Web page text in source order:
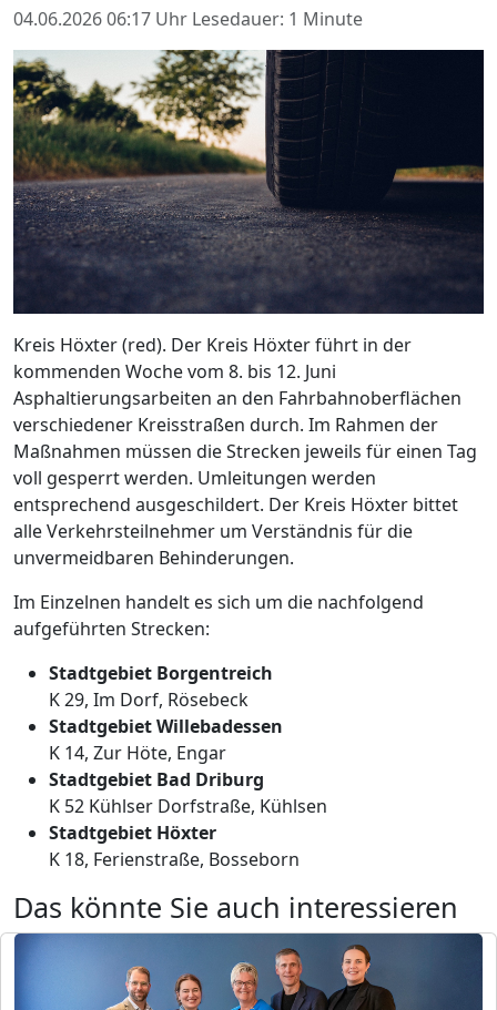
04.06.2026 06:17 Uhr Lesedauer: 1 Minute
Kreis Höxter (red). Der Kreis Höxter führt in der
kommenden Woche vom 8. bis 12. Juni
Asphaltierungsarbeiten an den Fahrbahnoberflächen
verschiedener Kreisstraßen durch. Im Rahmen der
Maßnahmen müssen die Strecken jeweils für einen Tag
voll gesperrt werden. Umleitungen werden
entsprechend ausgeschildert. Der Kreis Höxter bittet
alle Verkehrsteilnehmer um Verständnis für die
unvermeidbaren Behinderungen.
Im Einzelnen handelt es sich um die nachfolgend
aufgeführten Strecken:
Stadtgebiet Borgentreich
K 29, Im Dorf, Rösebeck
Stadtgebiet Willebadessen
K 14, Zur Höte, Engar
Stadtgebiet Bad Driburg
K 52 Kühlser Dorfstraße, Kühlsen
Stadtgebiet Höxter
K 18, Ferienstraße, Bosseborn
Das könnte Sie auch interessieren